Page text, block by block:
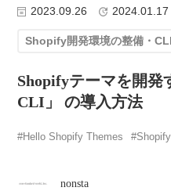
2023.09.26 2024.01.17
Shopify開発環境の整備・
Shopifyテーマを開発
CLI」 の導入方法
Hello Shopify Themes Shopify
nonsta